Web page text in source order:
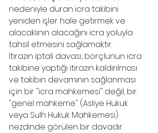
nedeniyle duran icra takibini
yeniden işler hale getirmek ve
alacaklının alacağını icra yoluyla
tahsil etmesini sağlamaktır.
İtirazın iptali davası, borçlunun icra
takibine yaptığı itirazın kaldırılması
ve takibin devamının sağlanması
için bir "icra mahkemesi" değil, bir
"genel mahkeme" (Asliye Hukuk
veya Sulh Hukuk Mahkemesi)
nezdinde görülen bir davadır.